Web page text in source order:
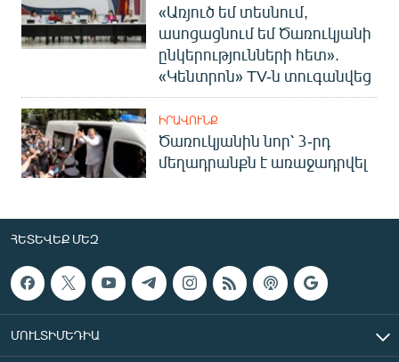
«Առյուծ եմ տեսնում,
ասոցացնում եմ Ծառուկյանի
ընկերությունների հետ».
«Կենտրոն» TV-ն տուգանվեց
ԻՐԱՎՈՒՆՔ
Ծառուկյանին նոր՝ 3-րդ
մեղադրանքն է առաջադրվել
ՀԵՏԵՎԵՔ ՄԵԶ
ՄՈՒԼՏԻՄԵԴԻԱ